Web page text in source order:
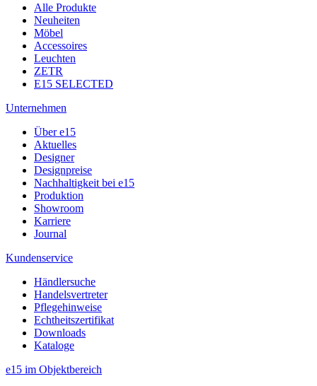
Alle Produkte
Neuheiten
Möbel
Accessoires
Leuchten
ZETR
E15 SELECTED
Unternehmen
Über e15
Aktuelles
Designer
Designpreise
Nachhaltigkeit bei e15
Produktion
Showroom
Karriere
Journal
Kundenservice
Händlersuche
Handelsvertreter
Pflegehinweise
Echtheitszertifikat
Downloads
Kataloge
e15 im Objektbereich